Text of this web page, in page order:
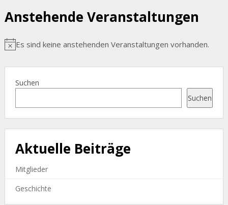
Anstehende Veranstaltungen
Hinweis
Es sind keine anstehenden Veranstaltungen vorhanden.
Suchen
Suchen
Aktuelle Beiträge
Mitglieder
Geschichte